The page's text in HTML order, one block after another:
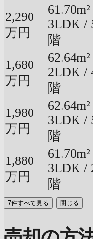
2,290
万円
61.70m²
3LDK /
階
1,680
万円
62.64m²
2LDK /
階
1,980
万円
62.64m²
3LDK /
階
1,880
万円
61.70m²
3LDK /
階
7件すべて見る 閉じる